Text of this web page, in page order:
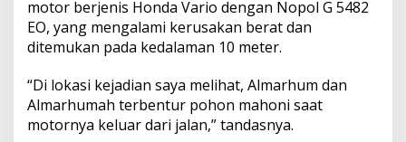
motor berjenis Honda Vario dengan Nopol G 5482
EO, yang mengalami kerusakan berat dan
ditemukan pada kedalaman 10 meter.
“Di lokasi kejadian saya melihat, Almarhum dan
Almarhumah terbentur pohon mahoni saat
motornya keluar dari jalan,” tandasnya.